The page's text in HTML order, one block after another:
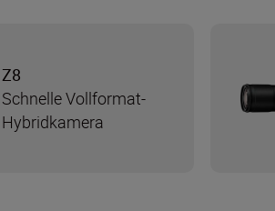
Z8
Schnelle Vollformat-
Hybridkamera